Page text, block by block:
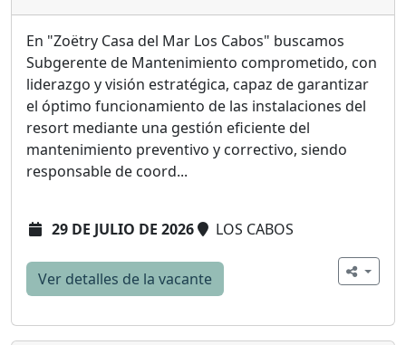
En "Zoëtry Casa del Mar Los Cabos" buscamos
Subgerente de Mantenimiento comprometido, con
liderazgo y visión estratégica, capaz de garantizar
el óptimo funcionamiento de las instalaciones del
resort mediante una gestión eficiente del
mantenimiento preventivo y correctivo, siendo
responsable de coord...
29 DE JULIO DE 2026 LOS CABOS
Ver detalles de la vacante